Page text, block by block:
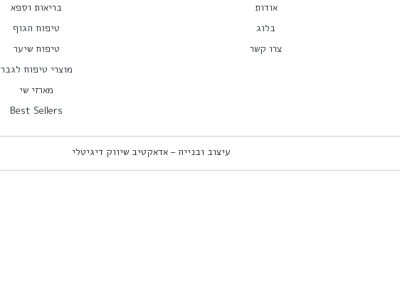
אודות
בלוג
צרו קשר
בריאות וספא
טיפוח הגוף
טיפוח שיער
מוצרי טיפוח לגבר
מארזי שי
Best Sellers
עיצוב ובנייה – אדאקטיב שיווק דיגיטלי